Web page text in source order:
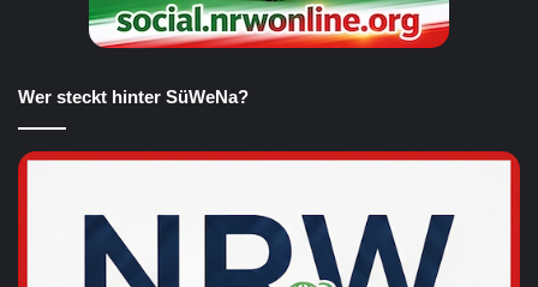
Wer steckt hinter SüWeNa?